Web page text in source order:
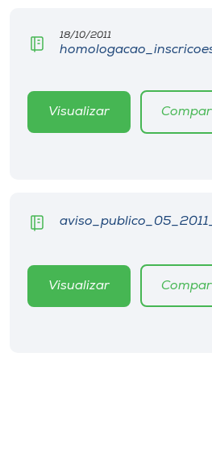
Museu
o idioma
18/10/2011
Visualizar
Visualizar